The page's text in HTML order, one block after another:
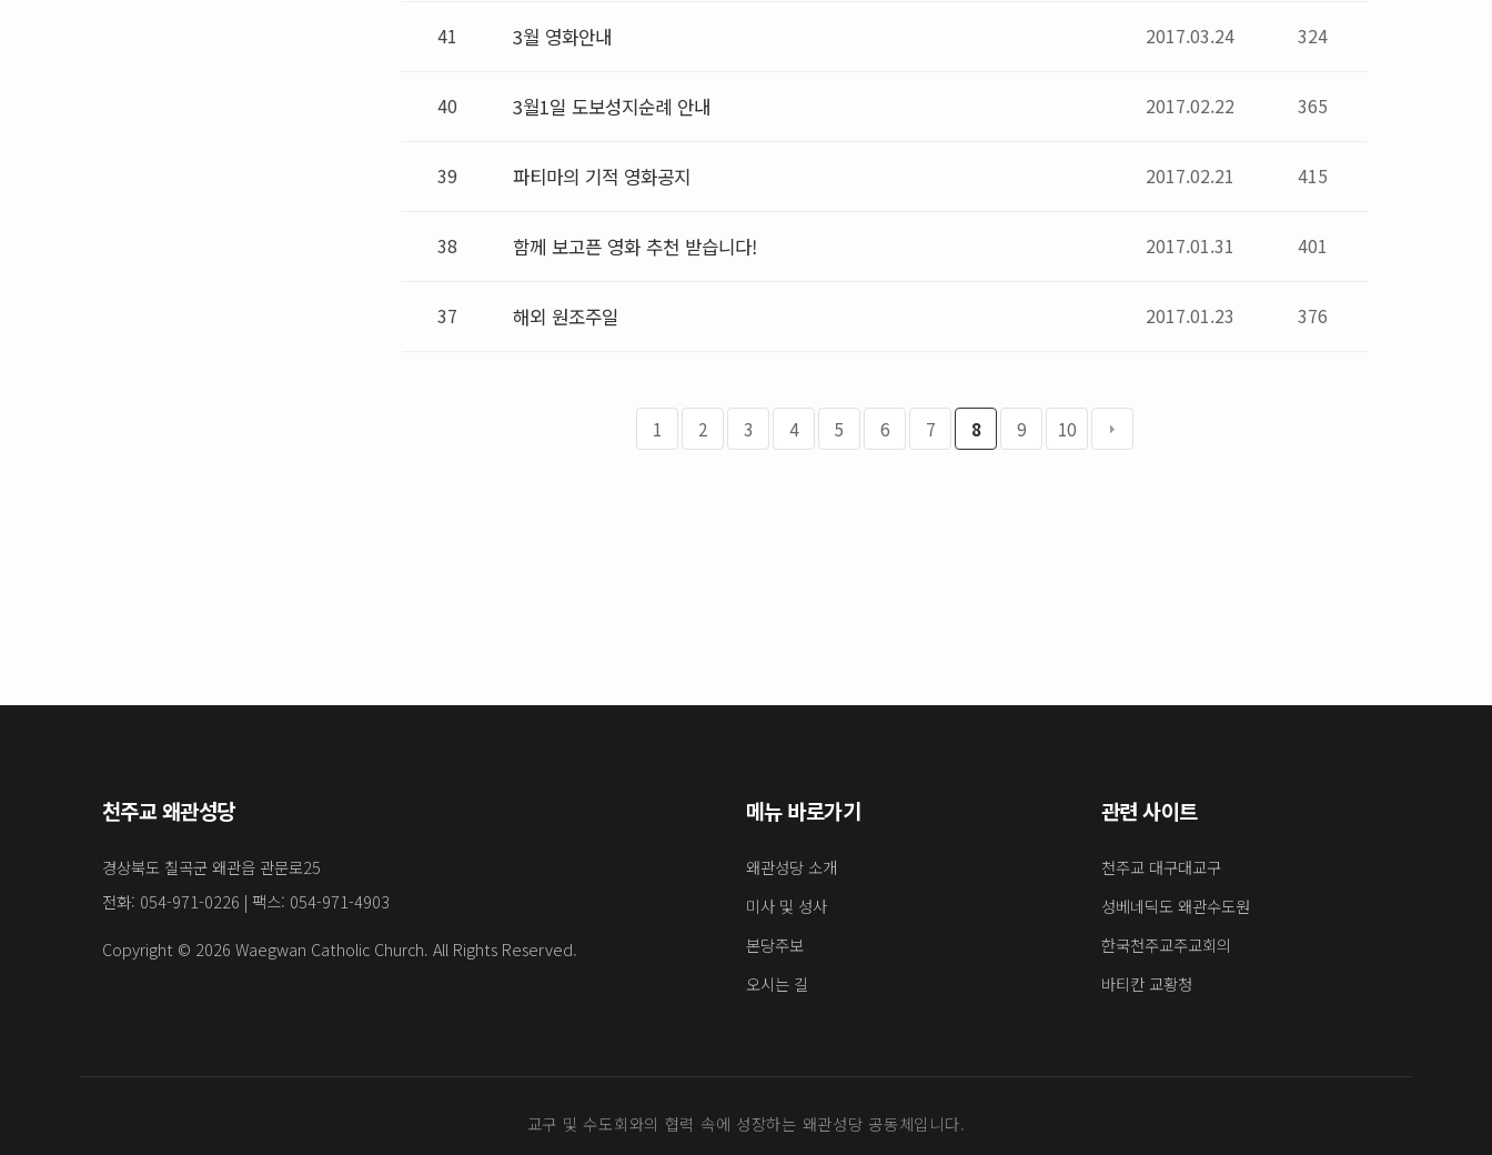
41 3월 영화안내 2017.03.24 324
40 3월1일 도보성지순례 안내 2017.02.22 365
39 파티마의 기적 영화공지 2017.02.21 415
38 함께 보고픈 영화 추천 받습니다! 2017.01.31 401
37 해외 원조주일 2017.01.23 376
1 2 3 4 5 6 7 8 9 10
천주교 왜관성당
경상북도 칠곡군 왜관읍 관문로25
전화: 054-971-0226 | 팩스: 054-971-4903
Copyright © 2026 Waegwan Catholic Church. All Rights Reserved.
메뉴 바로가기
왜관성당 소개
미사 및 성사
본당주보
오시는 길
관련 사이트
천주교 대구대교구
성베네딕도 왜관수도원
한국천주교주교회의
바티칸 교황청
교구 및 수도회와의 협력 속에 성장하는 왜관성당 공동체입니다.